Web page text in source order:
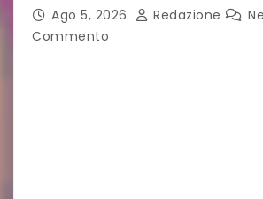
Ago 5, 2026 Redazione
Commento